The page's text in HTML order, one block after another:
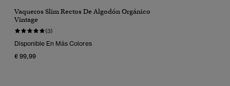
Vaqueros Slim Rectos De Algodón Orgánico
Vintage
(3)
Disponible En Más Colores
€ 99,99